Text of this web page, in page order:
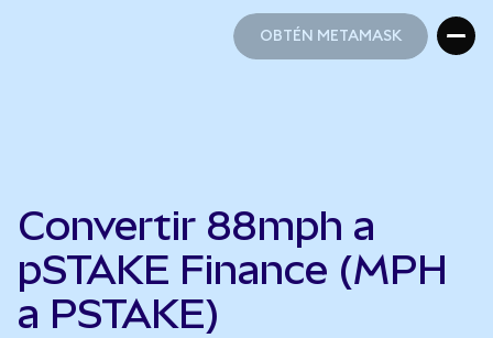
OBTÉN METAMASK
Convertir 88mph a
pSTAKE Finance (MPH
a PSTAKE)